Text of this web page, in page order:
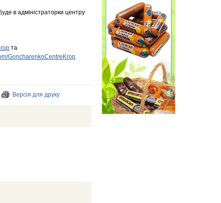
в адміністраторки центру
та
GoncharenkoCentreKrop
Версія для друку